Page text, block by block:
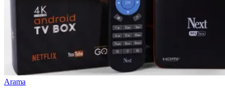
Arama